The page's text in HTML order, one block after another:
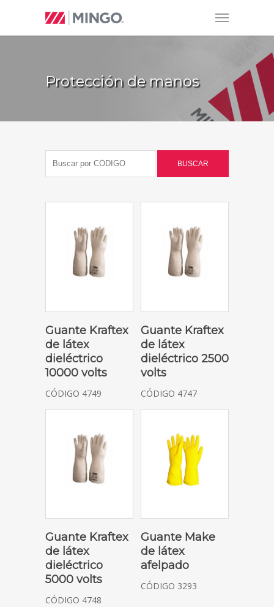
Protección de manos
SELECCIONAR OPCIONES
Guante Kraftex
de látex
dieléctrico
10000 volts
CÓDIGO 4749
SELECCIONAR OPCIONES
Guante Kraftex
de látex
dieléctrico 2500
volts
CÓDIGO 4747
SELECCIONAR OPCIONES
Guante Kraftex
de látex
dieléctrico
5000 volts
CÓDIGO 4748
SELECCIONAR OPCIONES
Guante Make
de látex
afelpado
CÓDIGO 3293